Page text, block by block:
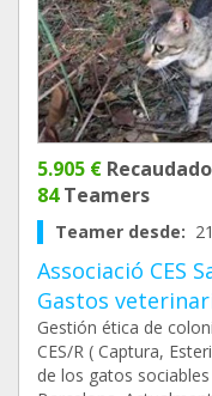
5.905 €
84Teamers
Teamer desde:
Associació CES
Gastos
Gestión ética de
CES/R ( Captura,
de los gatos